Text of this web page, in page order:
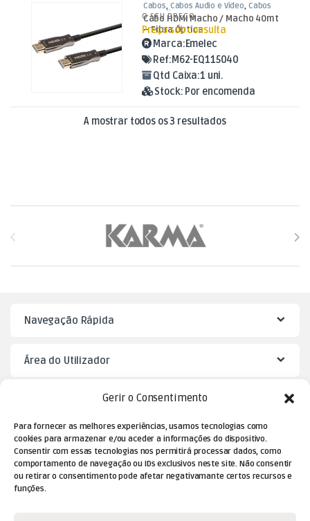
Gerir o Consentimento
Para fornecer as melhores experiências, usamos tecnologias como
cookies para armazenar e/ou aceder a informações do dispositivo.
Consentir com essas tecnologias nos permitirá processar dados, como
comportamento de navegação ou IDs exclusivos neste site. Não consentir
ou retirar o consentimento pode afetar negativamante certos recursos e
funções.
Cabos, Cabos Áudio e Vídeo, Cabos
HDMI Fibra
Cabo HDMI Macho / Macho 40mt
– Fibra Óptica
O SEU PREÇO
Preço sob consulta
Marca:Emelec
Ref:M62-EQ115040
Qtd Caixa:1 uni.
Stock: Por encomenda
A mostrar todos os 3 resultadosOrdenado por
Brands Carousel
Navegação Rápida
Área do Utilizador